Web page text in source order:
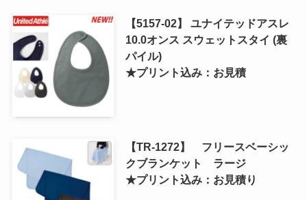
【5157-02】 ユナイテッドアスレ
10.0オンス スウェットスタイ (裏
パイル)
★プリント込み：お見積
【TR-1272】 フリースベーシッ
クブランケット ラージ
★プリント込み：お見積り